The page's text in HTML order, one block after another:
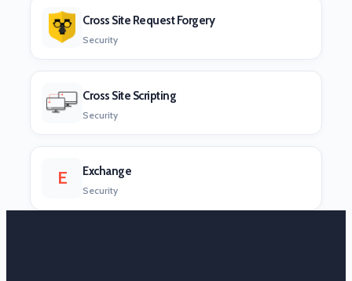
Cross Site Request Forgery
Security
Cross Site Scripting
Security
E Exchange
Security